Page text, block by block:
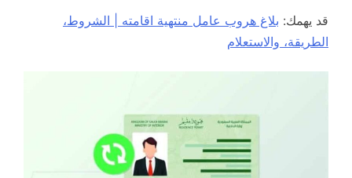
قد يهمك: بلاغ هروب عامل منتهية اقامته | الشروط،
الطريقة، والاستعلام